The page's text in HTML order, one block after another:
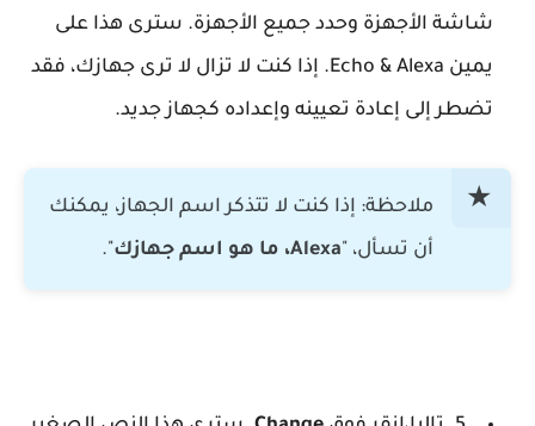
شاشة الأجهزة وحدد جميع الأجهزة. سترى هذا على
يمين Echo & Alexa. إذا كنت لا تزال لا ترى جهازك، فقد
تضطر إلى إعادة تعيينه وإعداده كجهاز جديد.
ملاحظة: إذا كنت لا تتذكر اسم الجهاز، يمكنك
أن تسأل، "Alexa، ما هو اسم جهازك ".